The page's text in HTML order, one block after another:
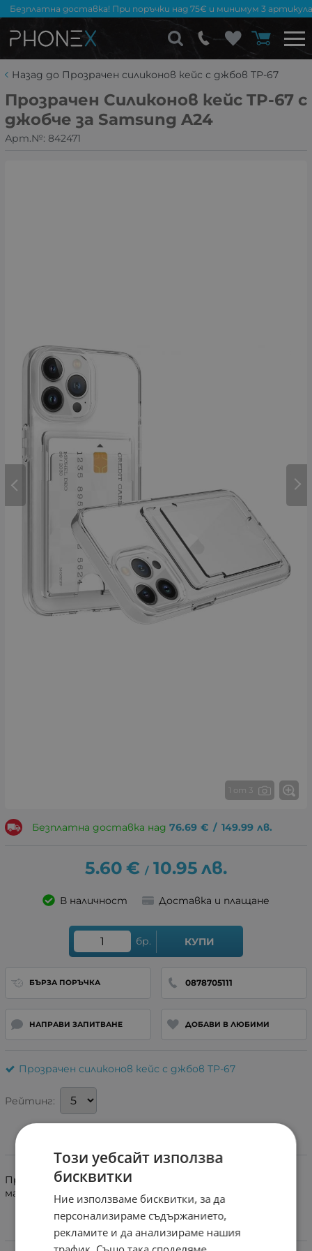
Безплатна доставка! При поръчки над 75€ и минимум 3
Назад до Прозрачен силиконов кейс с джбов TP-67
Прозрачен Силиконов кейс TP-67 с
джобче за Samsung A24
Арт.№: 842471
1 от 3
Безплатна доставка над 76.69 € / 149.99 лв.
5.60 € / 10.95 лв.
В наличност Доставка и плащане
бр. КУПИ
БЪРЗА ПОРЪЧКА 0878705111
НАПРАВИ ЗАПИТВАНЕ ДОБАВИ В ЛЮБИМИ
Прозрачен силиконов кейс с джбов TP-67
Рейтинг:
Информация
Прозрачен силиконов кейс с джобче за карти, пари,
малки документи и тн.
Характеристики
Този уебсайт използва
бисквитки
Ние използваме бисквитки, за да
персонализираме съдържанието,
рекламите и да анализираме нашия